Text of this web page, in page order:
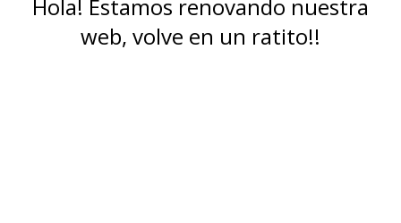
Hola! Estamos renovando nuestra
web, volve en un ratito!!